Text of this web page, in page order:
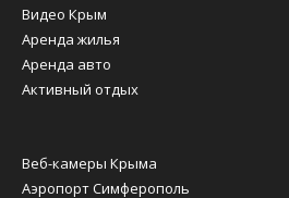
Видео Крым
Аренда жилья
Аренда авто
Активный отдых
Веб-камеры Крыма
Аэропорт Симферополь